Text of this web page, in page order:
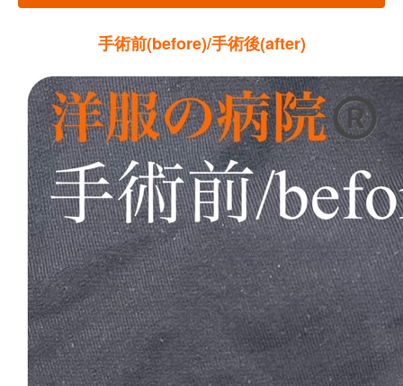
手術前(before)/手術後(after)